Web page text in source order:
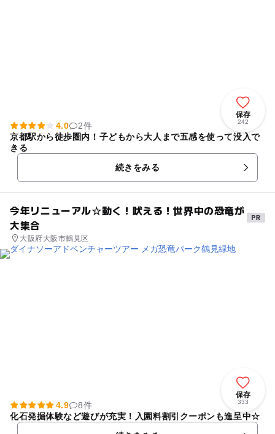
保存
242
4.0
2件
京都駅から徒歩圏内！子どもから大人まで五感を使って没入で
きる
続きをみる
今年リニューアル☆動く！吠える！世界中の恐竜が
大集合
大阪府大阪市鶴見区
保存
333
4.9
8件
化石発掘体験など遊びが充実！入園料割引クーポンも進呈中☆